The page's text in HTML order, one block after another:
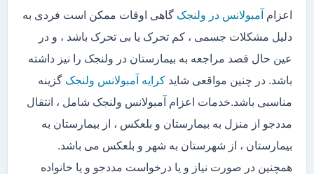
اعزام آمبولانس در ولنجک گاهی اوقات ممکن است فردی به
دلیل مشکلات جسمی ، کم تحرک یا بی تحرک باشد ، و در
عین حال قصد مراجعه به بیمارستان در ولنجک را نیز داشته
باشد. در چنین مواقعی شاید کرایه آمبولانس ولنجک گزینه
مناسبی باشد.خدمات اعزام آمبولانس ولنجک شامل ، انتقال
مددجو از منزل به بیمارستان و بلعکس ، از بیمارستان به
بیمارستان ، از شهرستان به شهر و بلعکس می باشد.
همچنین در صورت نیاز و یا درخواست مددجو و یا خانواده